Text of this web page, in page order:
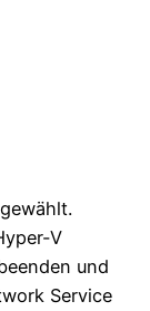
V
und
Service